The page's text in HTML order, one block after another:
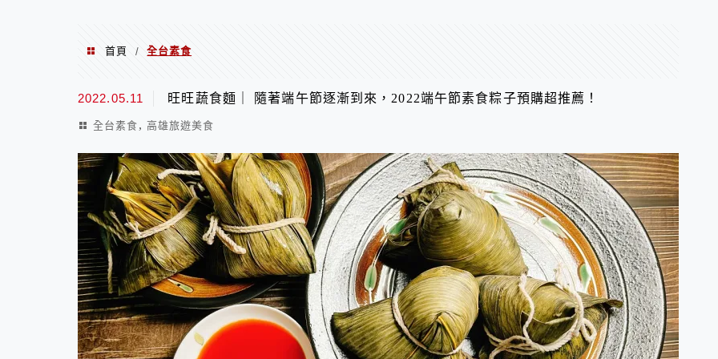
首頁 / 全台素食
全台素食
2022.05.11 旺旺蔬食麵｜ 隨著端午節逐漸到來，2022端午節素食粽子預購超推薦！
全台素食 , 高雄旅遊美食